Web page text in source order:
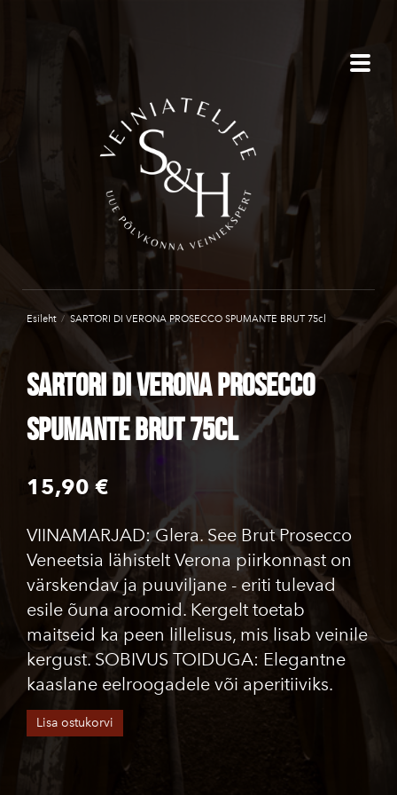
Esileht / SARTORI DI VERONA PROSECCO SPUMANTE BRUT 75cl
SARTORI DI VERONA PROSECCO
SPUMANTE BRUT 75cl
15,90 €
VIINAMARJAD: Glera. See Brut Prosecco
Veneetsia lähistelt Verona piirkonnast on
värskendav ja puuviljane - eriti tulevad
esile õuna aroomid. Kergelt toetab
maitseid ka peen lillelisus, mis lisab veinile
kergust. SOBIVUS TOIDUGA: Elegantne
kaaslane eelroogadele või aperitiiviks.
Lisa ostukorvi